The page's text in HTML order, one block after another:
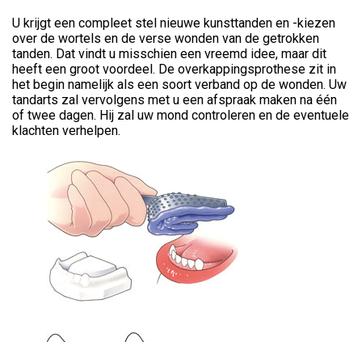
U krijgt een compleet stel nieuwe kunsttanden en -kiezen
over de wortels en de verse wonden van de getrokken
tanden. Dat vindt u misschien een vreemd idee, maar dit
heeft een groot voordeel. De overkappingsprothese zit in
het begin namelijk als een soort verband op de wonden. Uw
tandarts zal vervolgens met u een afspraak maken na één
of twee dagen. Hij zal uw mond controleren en de eventuele
klachten verhelpen.